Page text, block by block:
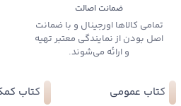
ضمانت اصالت
تمامی کالاها اورجینال و با ضمانت
اصل بودن از نمایندگی معتبر تهیه
و ارائه می‌شوند.
کتاب عمومی کتاب